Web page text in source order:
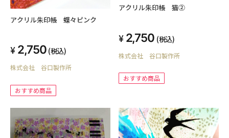
アクリル朱印帳 蝶々ピンク
2,750 (税込)
株式会社 谷口製作所
おすすめ商品
アクリル朱印帳 猫②
2,750 (税込)
株式会社 谷口製作所
おすすめ商品